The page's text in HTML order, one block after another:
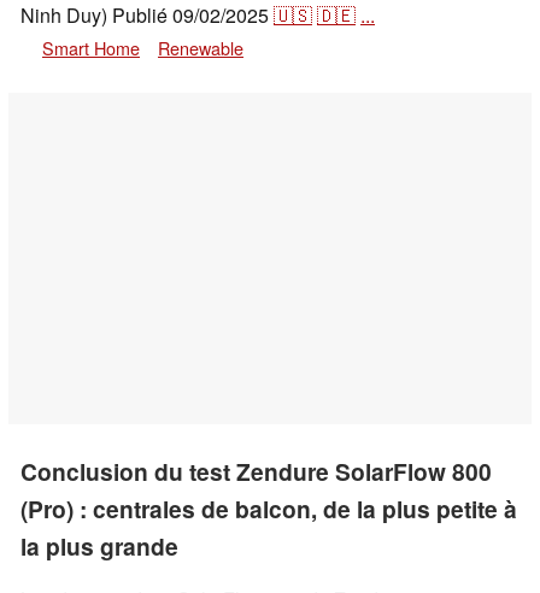
Ninh Duy) Publié09/02/2025🇺🇸🇩🇪 ...
Smart Home Renewable
Conclusion du test Zendure SolarFlow 800
(Pro) : centrales de balcon, de la plus petite à
la plus grande